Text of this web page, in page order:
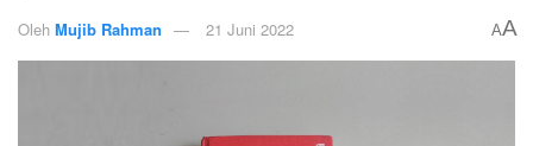
Oleh Mujib Rahman 21 Juni 2022 AA